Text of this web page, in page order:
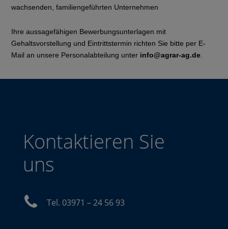
wachsenden, familiengeführten Unternehmen
Ihre aussagefähigen Bewerbungsunterlagen mit
Gehaltsvorstellung und Eintrittstermin richten Sie bitte per E-
Mail an unsere Personalabteilung unter info@agrar-ag.de
Kontaktieren Sie
uns
Tel. 03971 – 24 56 93